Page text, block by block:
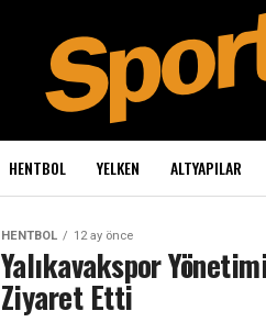
HENTBOL YELKEN ALTYAPILAR
HENTBOL 12 ay önce
Yalıkavakspor
Ziyaret Etti